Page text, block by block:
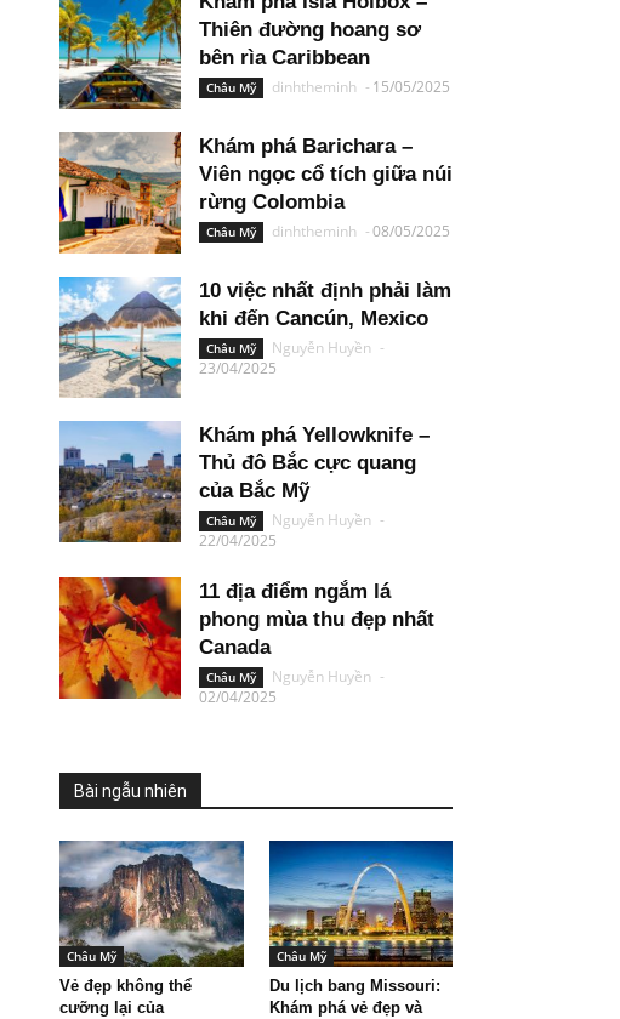
Thiên đường hoang sơ
bên rìa Caribbean
Châu Mỹ dinhtheminh - 15/05/2025
Khám phá Barichara –
Viên ngọc cổ tích giữa núi
rừng Colombia
Châu Mỹ dinhtheminh -08/05/2025
10 việc nhất định phải làm
khi đến Cancún, Mexico
Châu Mỹ Nguyễn Huyền -
23/04/2025
Khám phá Yellowknife –
Thủ đô Bắc cực quang
của Bắc Mỹ
Châu Mỹ Nguyễn Huyền -
22/04/2025
11 địa điểm ngắm lá
phong mùa thu đẹp nhất
Canada
Châu Mỹ Nguyễn Huyền -
02/04/2025
Bài ngẫu nhiên
Châu Mỹ
Vẻ đẹp không thể
cưỡng lại của
Châu Mỹ
Du lịch bang Missouri:
Khám phá vẻ đẹp và